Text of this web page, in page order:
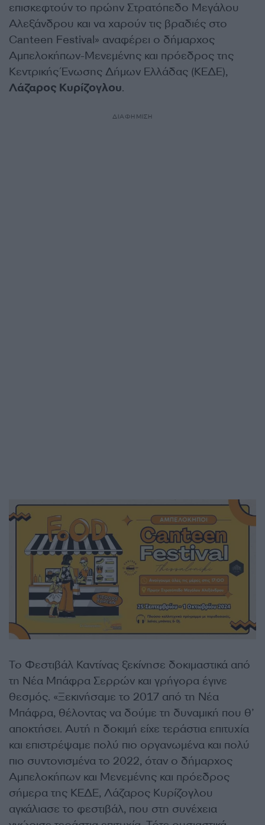
επισκεφτούν το πρώην Στρατόπεδο Μεγάλου
Αλεξάνδρου και να χαρούν τις βραδιές στο
Canteen Festival» αναφέρει ο δήμαρχος
Αμπελοκήπων-Μενεμένης και πρόεδρος της
Κεντρικής Ένωσης Δήμων Ελλάδας (ΚΕΔΕ),
Λάζαρος Κυρίζογλου.
ΔΙΑΦΗΜΙΣΗ
Το Φεστιβάλ Καντίνας ξεκίνησε δοκιμαστικά από
τη Νέα Μπάφρα Σερρών και γρήγορα έγινε
θεσμός. «Ξεκινήσαμε το 2017 από τη Νέα
Μπάφρα, θέλοντας να δούμε τη δυναμική που θ’
αποκτήσει. Αυτή η δοκιμή είχε τεράστια επιτυχία
και επιστρέψαμε πολύ πιο οργανωμένα και πολύ
πιο συντονισμένα το 2022, όταν ο δήμαρχος
Αμπελοκήπων και Μενεμένης και πρόεδρος
σήμερα της ΚΕΔΕ, Λάζαρος Κυρίζογλου
αγκάλιασε το φεστιβάλ, που στη συνέχεια